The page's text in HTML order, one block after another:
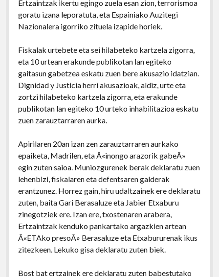
Ertzaintzak ikertu egingo zuela esan zion, terrorismoa
goratu izana leporatuta, eta Espainiako Auzitegi
Nazionalera igorriko zituela izapide horiek.
Fiskalak urtebete eta sei hilabeteko kartzela zigorra,
eta 10 urtean erakunde publikotan lan egiteko
gaitasun gabetzea eskatu zuen bere akusazio idatzian.
Dignidad y Justicia herri akusazioak, aldiz, urte eta
zortzi hilabeteko kartzela zigorra, eta erakunde
publikotan lan egiteko 10 urteko inhabilitazioa eskatu
zuen zarauztarraren aurka.
Apirilaren 20an izan zen zarauztarraren aurkako
epaiketa, Madrilen, eta Â«inongo arazorik gabeÂ»
egin zuten saioa. Muniozgurenek berak deklaratu zuen
lehenbizi, fiskalaren eta defentsaren galderak
erantzunez. Horrez gain, hiru udaltzainek ere deklaratu
zuten, baita Gari Berasaluze eta Jabier Etxaburu
zinegotziek ere. Izan ere, txostenaren arabera,
Ertzaintzak kenduko pankartako argazkien artean
Â«ETAko presoÂ» Berasaluze eta Etxabururenak ikus
zitezkeen. Lekuko gisa deklaratu zuten biek.
Bost bat ertzainek ere deklaratu zuten babestutako